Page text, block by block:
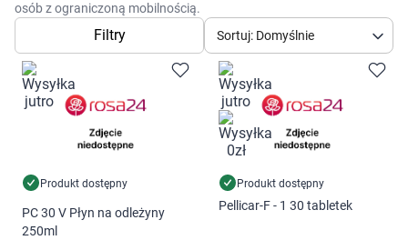
Zdrowie
Kobieta w ciąży i mama
Dziecko
Kosmetyki
osób z ograniczoną mobilnością.
Filtry Sortuj: Domyślnie
Produkt dostępny
PC 30 V Płyn na odleżyny
250ml
Produkt dostępny
Pellicar-F - 1 30 tabletek